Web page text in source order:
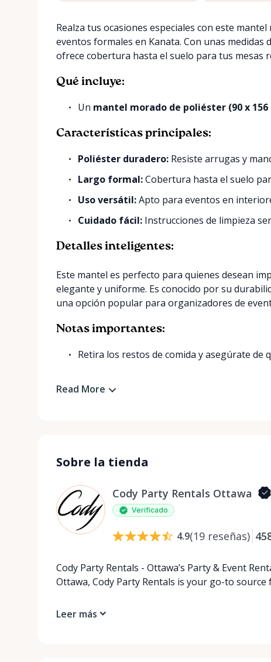
Realza tus ocasiones especiales con este
eventos formales en Kanata. Con unas medidas
ofrece cobertura hasta el suelo para tus mesas
Qué incluye:
Un mantel morado de poliéster (90 x
Características principales:
Poliéster duradero: Resiste arrugas y
Largo formal:Cobertura hasta el suelo
Uso versátil:Apto para eventos en
Cuidado fácil: Instrucciones de limpieza
Detalles inteligentes:
Este mantel es perfecto para quienes desean
elegante y uniforme. Es conocido por su
una opción popular para organizadores de
Notas importantes:
Retira los restos de comida y asegúrate de
Read More
Sobre la tienda
Cody Party Rentals Ottawa
Verificado
4.9(19 reseñas)
Cody Party Rentals - Ottawa’s Party & Event
Ottawa, Cody Party Rentals is your go-to
Leer más